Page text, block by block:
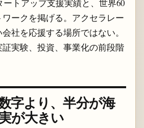
ートアップ支援実績と、世界60
ークを掲げる。アクセラレー
社を応援する場所ではない。
実験、投資、事業化の前段階
字より、半分が海
が大きい